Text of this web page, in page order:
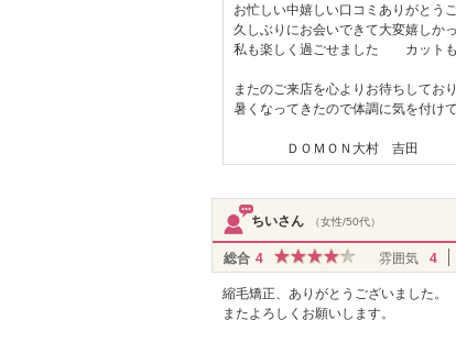
お忙しい中嬉しい口コミありがとう
久しぶりにお会いできて大変嬉しか
私も楽しく過ごせました カットも
またのご来店を心よりお待ちしてお
暑くなってきたので体調に気を付け
ＤＯＭＯＮ大村 吉田
ちいさん （女性/50代）
総合 4 雰囲気 4
縮毛矯正、ありがとうございました。
またよろしくお願いします。